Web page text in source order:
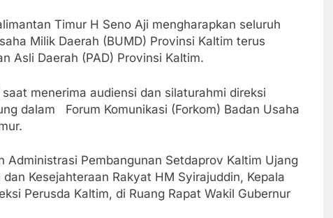
Timur H Seno Aji mengharapkan seluruh
Milik Daerah (BUMD) Provinsi Kaltim terus
Asli Daerah (PAD) Provinsi Kaltim.
menerima audiensi dan silaturahmi direksi
dalam Forum Komunikasi (Forkom) Badan Usaha
Pembangunan Setdaprov Kaltim Ujang
Kesejahteraan Rakyat HM Syirajuddin, Kepala
Perusda Kaltim, di Ruang Rapat Wakil Gubernur